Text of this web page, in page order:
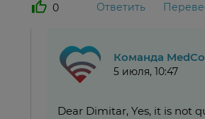
0 Ответить
Команда
5 июля, 10:47
Dear Dimitar, Yes, it is not